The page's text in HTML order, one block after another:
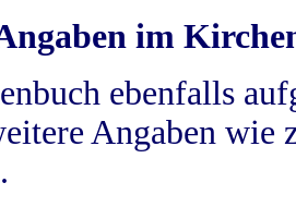
im
ebenfalls
Angaben wie